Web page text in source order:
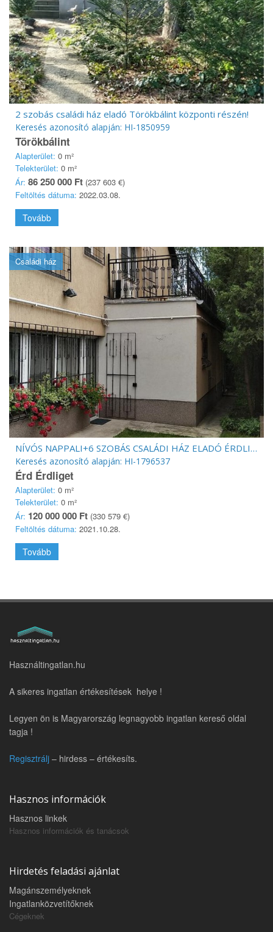
2 szobás családi ház eladó Törökbálint központi részén!
Keresés azonosító alapján: HI-1850959
Törökbálint
Alapterület: 0 m²
Telekterület: 0 m²
Ár: 86 250 000 Ft (237 603 €)
Feltöltés dátuma: 2022.03.08.
Tovább
Családi ház
NÍVÓS NAPPALI+6 SZOBÁS CSALÁDI HÁZ ELADÓ ÉRDLIGETEN!
Keresés azonosító alapján: HI-1796537
Érd Érdliget
Alapterület: 0 m²
Telekterület: 0 m²
Ár: 120 000 000 Ft (330 579 €)
Feltöltés dátuma: 2021.10.28.
Tovább
Használtingatlan.hu
A sikeres ingatlan értékesítések helye !
Legyen ön is Magyarország legnagyobb ingatlan kereső oldal
tagja !
Regisztrálj – hirdess – értékesíts.
Hasznos információk
Hasznos linkek
Hasznos információk és tanácsok
Hirdetés feladási ajánlat
Magánszemélyeknek
Ingatlanközvetítőknek
Cégeknek